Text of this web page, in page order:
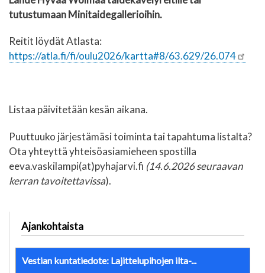
tutustumaan Minitaidegallerioihin.
Reitit löydät Atlasta:
https://atla.fi/fi/oulu2026/kartta#8/63.629/26.074
Listaa päivitetään kesän aikana.
Puuttuuko järjestämäsi toiminta tai tapahtuma listalta?
Ota yhteyttä yhteisöasiamieheen spostilla
eeva.vaskilampi(at)pyhajarvi.fi (14.6.2026 seuraavan
kerran tavoitettavissa).
Ajankohtaista
Vestian kuntatiedote: Lajittelupihojen ilta-...